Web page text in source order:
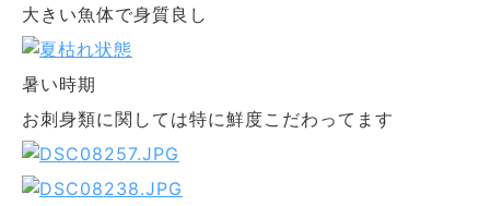
大きい魚体で身質良し
暑い時期
お刺身類に関しては特に鮮度こだわってます